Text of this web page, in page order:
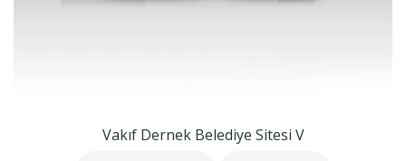
Vakıf Dernek Belediye Sitesi V